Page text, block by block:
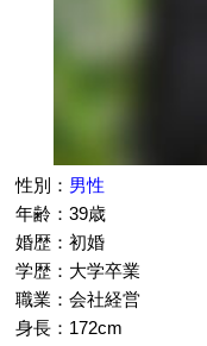
性別： 男性
年齢：39歳
婚歴：初婚
学歴：大学卒業
職業：会社経営
身長：172cm